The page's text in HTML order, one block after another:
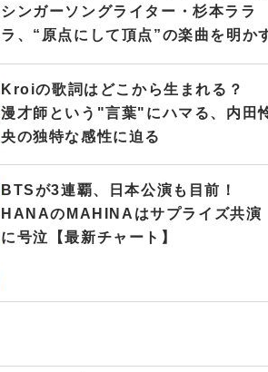
シンガーソングライター・杉本ララ
ラ、“原点にして頂点”の楽曲を明か
Kroiの歌詞はどこから生まれる？
漫才師という"言葉"にハマる、内田
央の独特な感性に迫る
BTSが3連覇、日本公演も目前！
HANAのMAHINAはサプライズ共演
に号泣【最新チャート】